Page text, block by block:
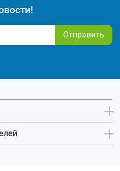
Отправить